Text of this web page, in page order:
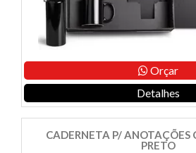
Orçar
Detalhes
CADERNETA P/ ANOTAÇÕES
PRETO